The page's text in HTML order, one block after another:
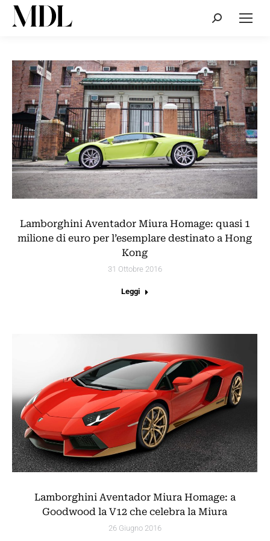
Cerca:
Lamborghini Aventador Miura Homage: quasi 1
milione di euro per l’esemplare destinato a Hong
Kong
31 Ottobre 2016
Leggi
Lamborghini Aventador Miura Homage: a
Goodwood la V12 che celebra la Miura
26 Giugno 2016